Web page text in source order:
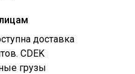
доставка
CDEK
грузы